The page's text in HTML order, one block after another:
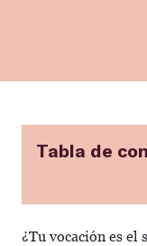
Tabla de
¿Tu vocación es el